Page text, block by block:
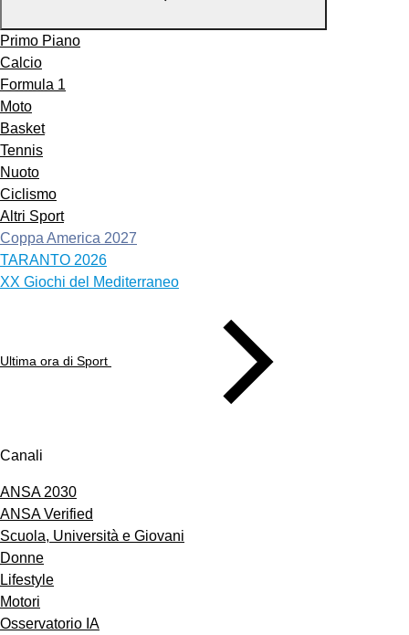
Primo Piano
Calcio
Formula 1
Moto
Basket
Tennis
Nuoto
Ciclismo
Altri Sport
Coppa America 2027
TARANTO 2026
XX Giochi del Mediterraneo
Ultima ora di Sport
Canali
ANSA 2030
ANSA Verified
Scuola, Università e Giovani
Donne
Lifestyle
Motori
Osservatorio IA